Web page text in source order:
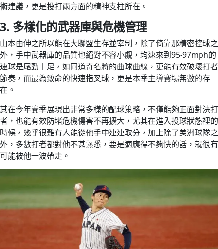
術建議，更是投打兩方面的精神支柱所在。
3. 多樣化的武器庫與危機管理
山本由伸之所以能在大聯盟生存並宰制，除了倚靠那精密控球之
外，手中武器庫的品質也絕對不容小覷，均速來到95-97mph的
速球是尾勁十足，如同道奇名將的曲球曲線，更能有效破壞打者
節奏，而最為致命的快速指叉球，更是本季主導賽場無數的存
在。
其在今年賽季展現出非常多樣的配球策略，不僅能夠正面對決打
者，也能有效防堵危機傷害不再擴大，尤其在進入投球狀態裡的
時候，幾乎很難有人能從他手中連連取分，加上除了美洲球隊之
外，多數打者都對他不甚熟悉，要是適應得不夠快的話，就很有
可能被他一波帶走。